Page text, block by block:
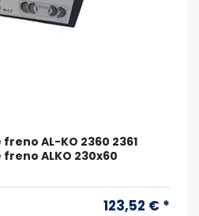
AL-KO 2360 2361
ALKO 230x60
123,52 € *